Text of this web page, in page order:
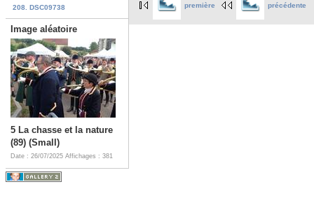
208. DSC09738
Image aléatoire
5 La chasse et la nature
(89) (Small)
Date : 26/07/2025 Affichages : 381
première précédente